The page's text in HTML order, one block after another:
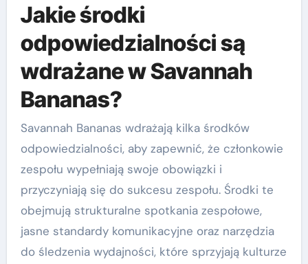
Jakie środki
odpowiedzialności są
wdrażane w Savannah
Bananas?
Savannah Bananas wdrażają kilka środków
odpowiedzialności, aby zapewnić, że członkowie
zespołu wypełniają swoje obowiązki i
przyczyniają się do sukcesu zespołu. Środki te
obejmują strukturalne spotkania zespołowe,
jasne standardy komunikacyjne oraz narzędzia
do śledzenia wydajności, które sprzyjają kulturze